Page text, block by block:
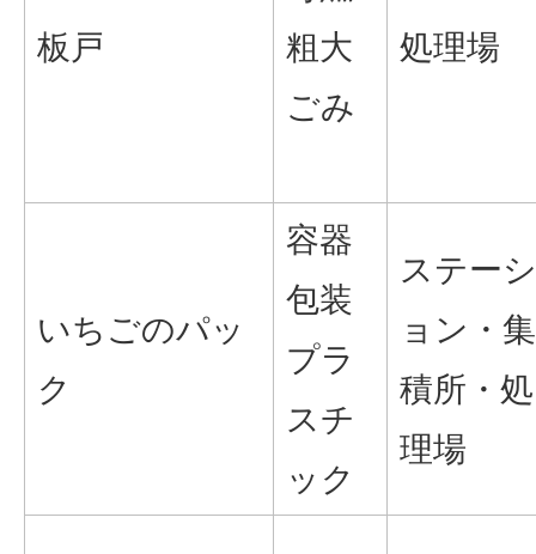
板戸
粗大
ごみ
処理場
いちごのパッ
ク
容器
包装
プラ
スチ
ック
ステーシ
ョン・集
積所・処
理場